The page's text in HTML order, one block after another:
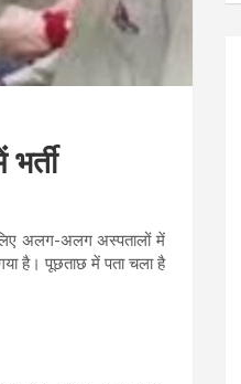
अलग-अलग अस्पतालों में
है। पूछताछ में पता चला है